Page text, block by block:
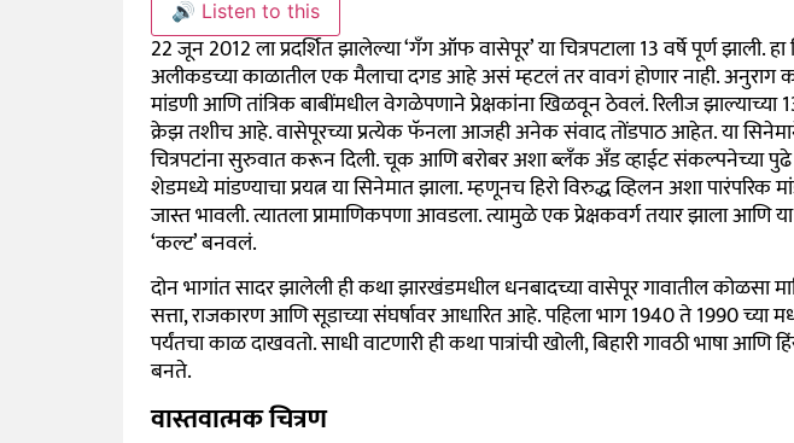
🔊 Listen to this
22 जून 2012 ला प्रदर्शित झालेल्या ‘गँग ऑफ वासेपूर’ या चित्रपटाला 13 वर्षे पूर्ण झाली.
अलीकडच्या काळातील एक मैलाचा दगड आहे असं म्हटलं तर वावगं होणार नाही. अनुराग
मांडणी आणि तांत्रिक बाबींमधील वेगळेपणाने प्रेक्षकांना खिळवून ठेवलं. रिलीज झाल्याच्या
क्रेझ तशीच आहे. वासेपूरच्या प्रत्येक फॅनला आजही अनेक संवाद तोंडपाठ आहेत. या
चित्रपटांना सुरुवात करून दिली. चूक आणि बरोबर अशा ब्लँक अँड व्हाईट संकल्पनेच्या
शेडमध्ये मांडण्याचा प्रयत्न या सिनेमात झाला. म्हणूनच हिरो विरुद्ध व्हिलन अशा पारंपरिक
जास्त भावली. त्यातला प्रामाणिकपणा आवडला. त्यामुळे एक प्रेक्षकवर्ग तयार झाला
‘कल्ट’ बनवलं.
दोन भागांत सादर झालेली ही कथा झारखंडमधील धनबादच्या वासेपूर गावातील कोळसा
सत्ता, राजकारण आणि सूडाच्या संघर्षावर आधारित आहे. पहिला भाग 1940 ते 1990 च्या
पर्यंतचा काळ दाखवतो. साधी वाटणारी ही कथा पात्रांची खोली, बिहारी गावठी भाषा
बनते.
वास्तवात्मक चित्रण